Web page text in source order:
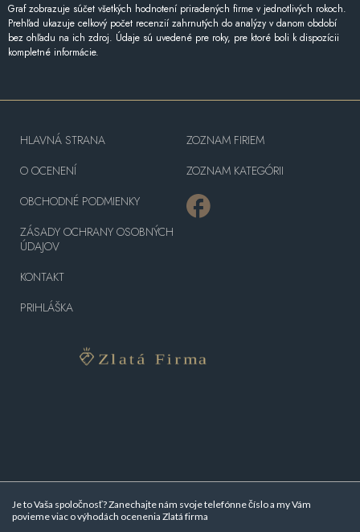
Graf zobrazuje súčet všetkých hodnotení priradených firme v jednotlivých rokoch.
Prehľad ukazuje celkový počet recenzií zahrnutých do analýzy v danom období
bez ohľadu na ich zdroj. Údaje sú uvedené pre roky, pre ktoré boli k dispozícii
kompletné informácie.
Je to Vaša spoločnosť? Zanechajte nám svoje telefónne číslo a my Vám
povieme viac ovýhodách ocenenia Zlatá firma
HLAVNÁ STRANA
O OCENENÍ
OBCHODNÉ PODMIENKY
ZÁSADY OCHRANY OSOBNÝCH
ÚDAJOV
KONTAKT
PRIHLÁŠKA
ZOZNAM FIRIEM
ZOZNAM KATEGÓRII